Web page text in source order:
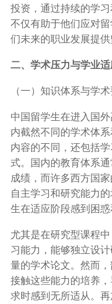
投资，通过持续的学
不仅有助于他们应对
们未来的职业发展提供
二、学术压力与学业
（一）知识体系与学
中国留学生在进入国
内截然不同的学术体
内容的不同，还包括
式。国内的教育体系
成绩，而许多西方国
自主学习和研究能力
生在适应阶段感到困惑
尤其是在研究型课程
习能力，能够独立设
量的学术论文。然而
接触这些能力的培养
求时感到无所适从。